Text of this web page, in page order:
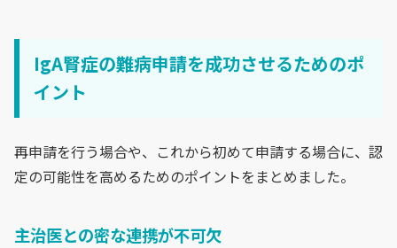
IgA腎症の難病申請を成功させるためのポ
イント
再申請を行う場合や、これから初めて申請する場合に、認
定の可能性を高めるためのポイントをまとめました。
主治医との密な連携が不可欠